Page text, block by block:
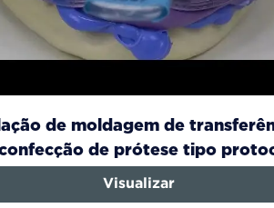
de moldagem de
de prótese tipo
Visualizar